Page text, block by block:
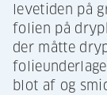
levetiden på
folien på
der måtte
blot af og